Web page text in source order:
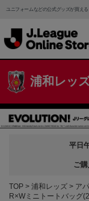
ユニフォームなどの公式グッズが買える
浦和レッ
平日
ご
TOP 浦和レッズ ア
R×Wミニトートバッグ